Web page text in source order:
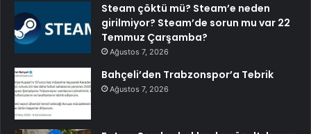
Steam çöktü mü? Steam’e neden
girilmiyor? Steam’de sorun mu var 22
Temmuz Çarşamba?
Ağustos 7, 2026
Bahçeli’den Trabzonspor’a Tebrik
Ağustos 7, 2026